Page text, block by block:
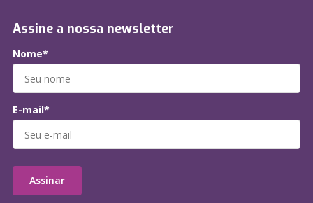
Assine a nossa newsletter
Nome*
E-mail*
Assinar